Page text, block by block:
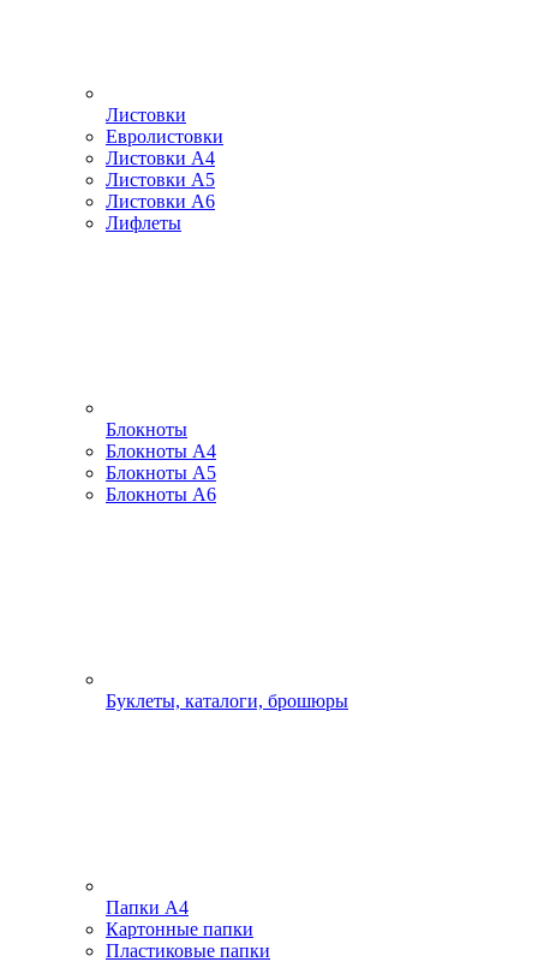
Листовки
Евролистовки
Листовки А4
Листовки А5
Листовки А6
Лифлеты
Блокноты
Блокноты А4
Блокноты А5
Блокноты А6
Буклеты, каталоги, брошюры
Папки А4
Картонные папки
Пластиковые папки